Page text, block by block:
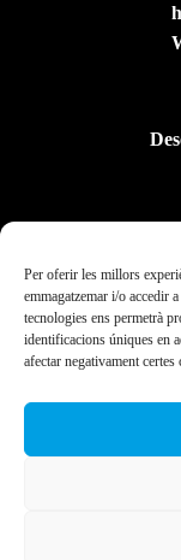
Per oferir les millors
emmagatzemar i/o accedir
tecnologies ens permetrà
identificacions úniques en
afectar negativament